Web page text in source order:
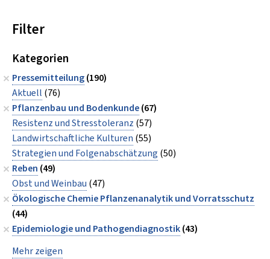
Filter
Kategorien
Pressemitteilung(190)
Aktuell (76)
Pflanzenbau und Bodenkunde(67)
Resistenz und Stresstoleranz (57)
Landwirtschaftliche Kulturen (55)
Strategien und Folgenabschätzung (50)
Reben (49)
Obst und Weinbau (47)
Ökologische Chemie Pflanzenanalytik und Vorratsschutz
(44)
Epidemiologie und Pathogendiagnostik(43)
Mehr zeigen